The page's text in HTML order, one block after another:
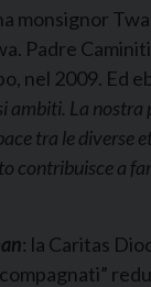
monsignor
Padre
nel 2009. Ed
ambiti. La
tra le diverse
contribuisce a
: la Caritas